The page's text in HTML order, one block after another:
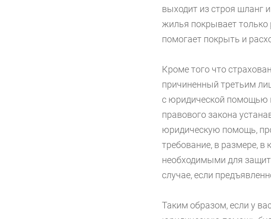
выходит из строя шланг
жилья покрывает только
помогает покрыть и
Кроме того что
причиненный третьим
с юридической помощью
правового закона
юридическую помощь,
требование, в размере, в
необходимыми для
случае, если
Таким образом, если у